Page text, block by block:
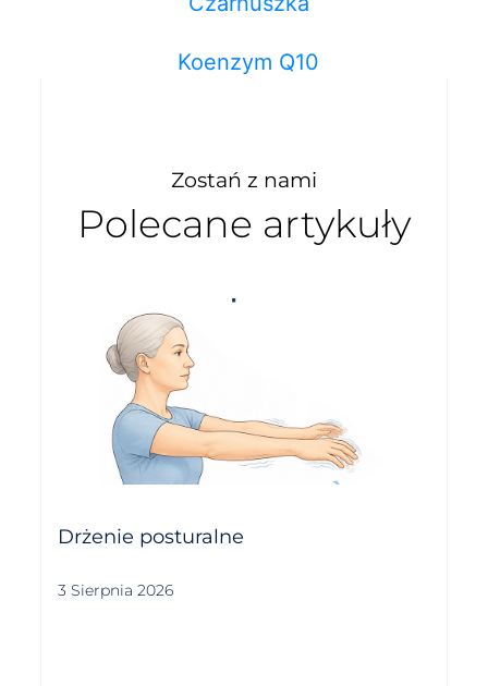
Koenzym Q10
Zostań z nami
Polecane artykuły
Drżenie posturalne
3 Sierpnia 2026